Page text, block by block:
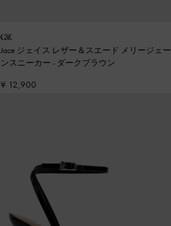
Jace ジェイス レザー＆スエード メリージェー
ンスニーカー - ダークブラウン
¥ 12,900